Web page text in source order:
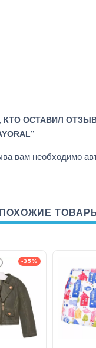
КТО ОСТАВИЛ
вам необходимо
ПОХОЖИЕ
-35%